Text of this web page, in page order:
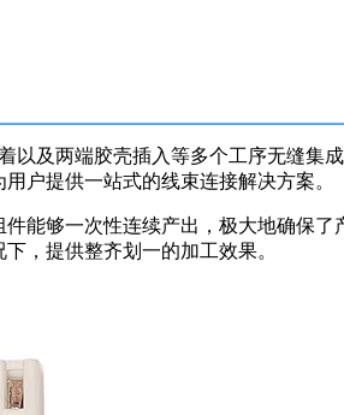
以及两端胶壳插入等多个工序无缝集
户提供一站式的线束连接解决方案。
能够一次性连续产出，极大地确保了
，提供整齐划一的加工效果。